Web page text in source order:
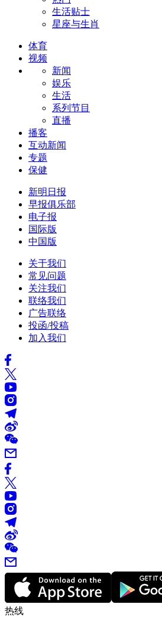
生活贴士
星座与生肖
体育
视频
新闻
娱乐
生活
系列节目
直播
播客
互动新闻
专题
保健
新明日报
早报俱乐部
电子报
国际版
中国版
关于我们
常见问题
关注我们
联络我们
广告联络
投函/投稿
加入我们
热线